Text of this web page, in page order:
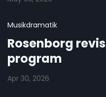
Musikdramatik
Rosenborg
program
Apr 30, 2026